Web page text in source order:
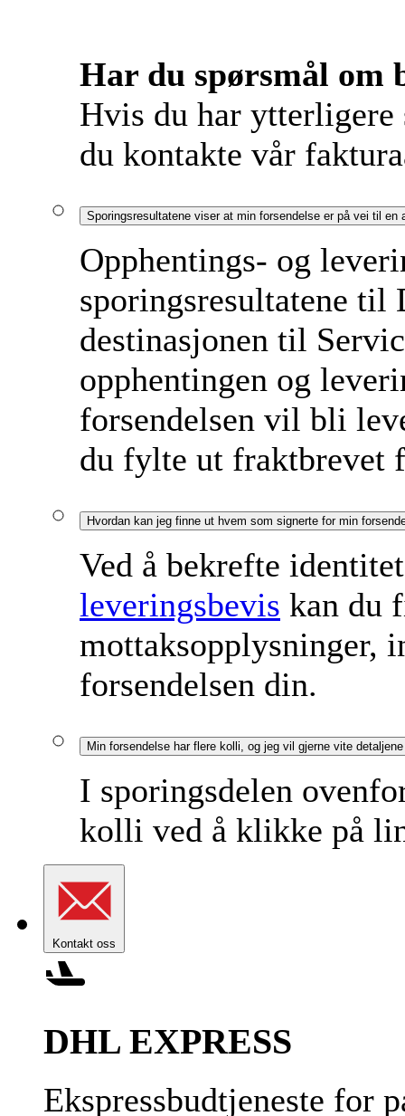
Har du spørsmål om
Hvis du har ytterligere
du kontakte vår
Sporingsresultatene viser at min forsendelse er på vei til
Opphentings- og
sporingsresultatene til
destinasjonen til
opphentingen og
forsendelsen vil bli
du fylte ut fraktbrevet
Hvordan kan jeg finne ut hvem som signerte for min
Ved å bekrefte
leveringsbevis kan du
mottaksopplysninger,
forsendelsen din.
Min forsendelse har flere kolli, og jeg vil gjerne vite
I sporingsdelen
kolli ved å klikke på
Kontakt oss
DHL EXPRESS
Ekspressbudtjeneste for